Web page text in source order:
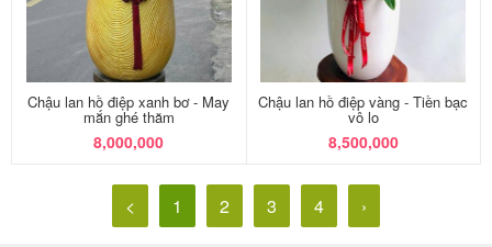
Chậu lan hồ điệp xanh bơ - May
mắn ghé thăm
8,000,000
Chậu lan hồ điệp vàng - Tiền bạc
vô lo
8,500,000
< 1 2 3 4 ›